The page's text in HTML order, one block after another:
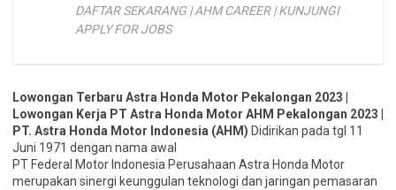
DAFTAR SEKARANG | AHM CAREER | KUNJUNGI
APPLY FOR JOBS
Lowongan Terbaru Astra Honda Motor Pekalongan 2023 |
Lowongan Kerja PT Astra Honda Motor AHM Pekalongan 2023 |
PT. Astra Honda Motor Indonesia (AHM) Didirikan pada tgl 11
Juni 1971 dengan nama awal
PT Federal Motor Indonesia Perusahaan Astra Honda Motor
merupakan sinergi keunggulan teknologi dan jaringan pemasaran